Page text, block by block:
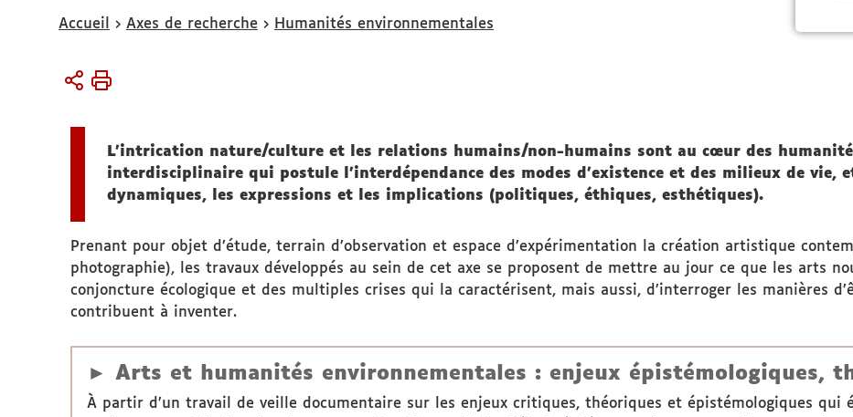
Vous
ici :
Accueil Axes de recherche Humanités environnementales
L’intrication nature/culture et les relations humains/non-humains sont au cœur des
interdisciplinaire qui postule l’interdépendance des modes d’existence et des milieux de vie,
dynamiques, les expressions et les implications (politiques, éthiques, esthétiques).
Prenant pour objet d’étude, terrain d’observation et espace d’expérimentation la création artistique
photographie), les travaux développés au sein de cet axe se proposent de mettre au jour ce que les arts
conjoncture écologique et des multiples crises qui la caractérisent, mais aussi, d’interroger les manières
contribuent à inventer.
► Arts et humanités environnementales : enjeux épistémologiques,
À partir d’un travail de veille documentaire sur les enjeux critiques, théoriques et épistémologiques qui